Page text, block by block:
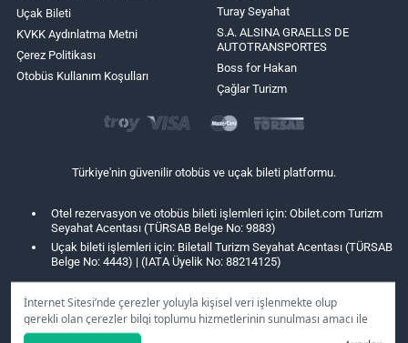
İnternet Sitesi’nde çerezler yoluyla kişisel veri işlenmekte olup
gerekli olan çerezler bilgi toplumu hizmetlerinin sunulması amacı ile
kullanılmaktadır. Tercihleriniz doğrultusunda size özel
Uçak Bileti
KVKK Aydınlatma Metni
Çerez Politikası
Otobüs Kullanım Koşulları
Turay Seyahat
S.A. ALSINA GRAELLS DE
AUTOTRANSPORTES
Boss for Hakan
Çağlar Turizm
Türkiye'nin güvenilir otobüs ve uçak bileti platformu.
Otel rezervasyon ve otobüs bileti işlemleri için: Obilet.com Turizm
Seyahat Acentası (TÜRSAB Belge No: 9883)
Uçak bileti işlemleri için: Biletall Turizm Seyahat Acentası (TÜRSAB
Belge No: 4443) | (IATA Üyelik No: 88214125)